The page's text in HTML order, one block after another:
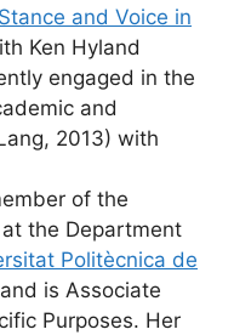
Stance and Voice in
Ken Hyland
engaged in the
and
2013) with
of the
the Department
Politècnica de
is Associate
Purposes. Her